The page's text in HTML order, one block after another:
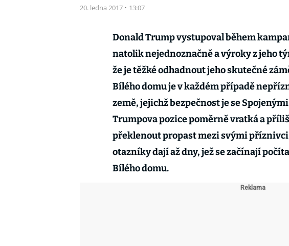
20. ledna 2017 · 13:07
Donald Trump vystupoval během
natolik nejednoznačně a výroky z jeho
že je těžké odhadnout jeho skutečné
Bílého domu je v každém případě
země, jejichž bezpečnost je se
Trumpova pozice poměrně vratká a
překlenout propast mezi svými
otazníky dají až dny, jež se začínají
Bílého domu.